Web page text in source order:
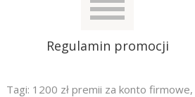
Regulamin promocji
Tagi: 1200 zł premii za konto firmowe,